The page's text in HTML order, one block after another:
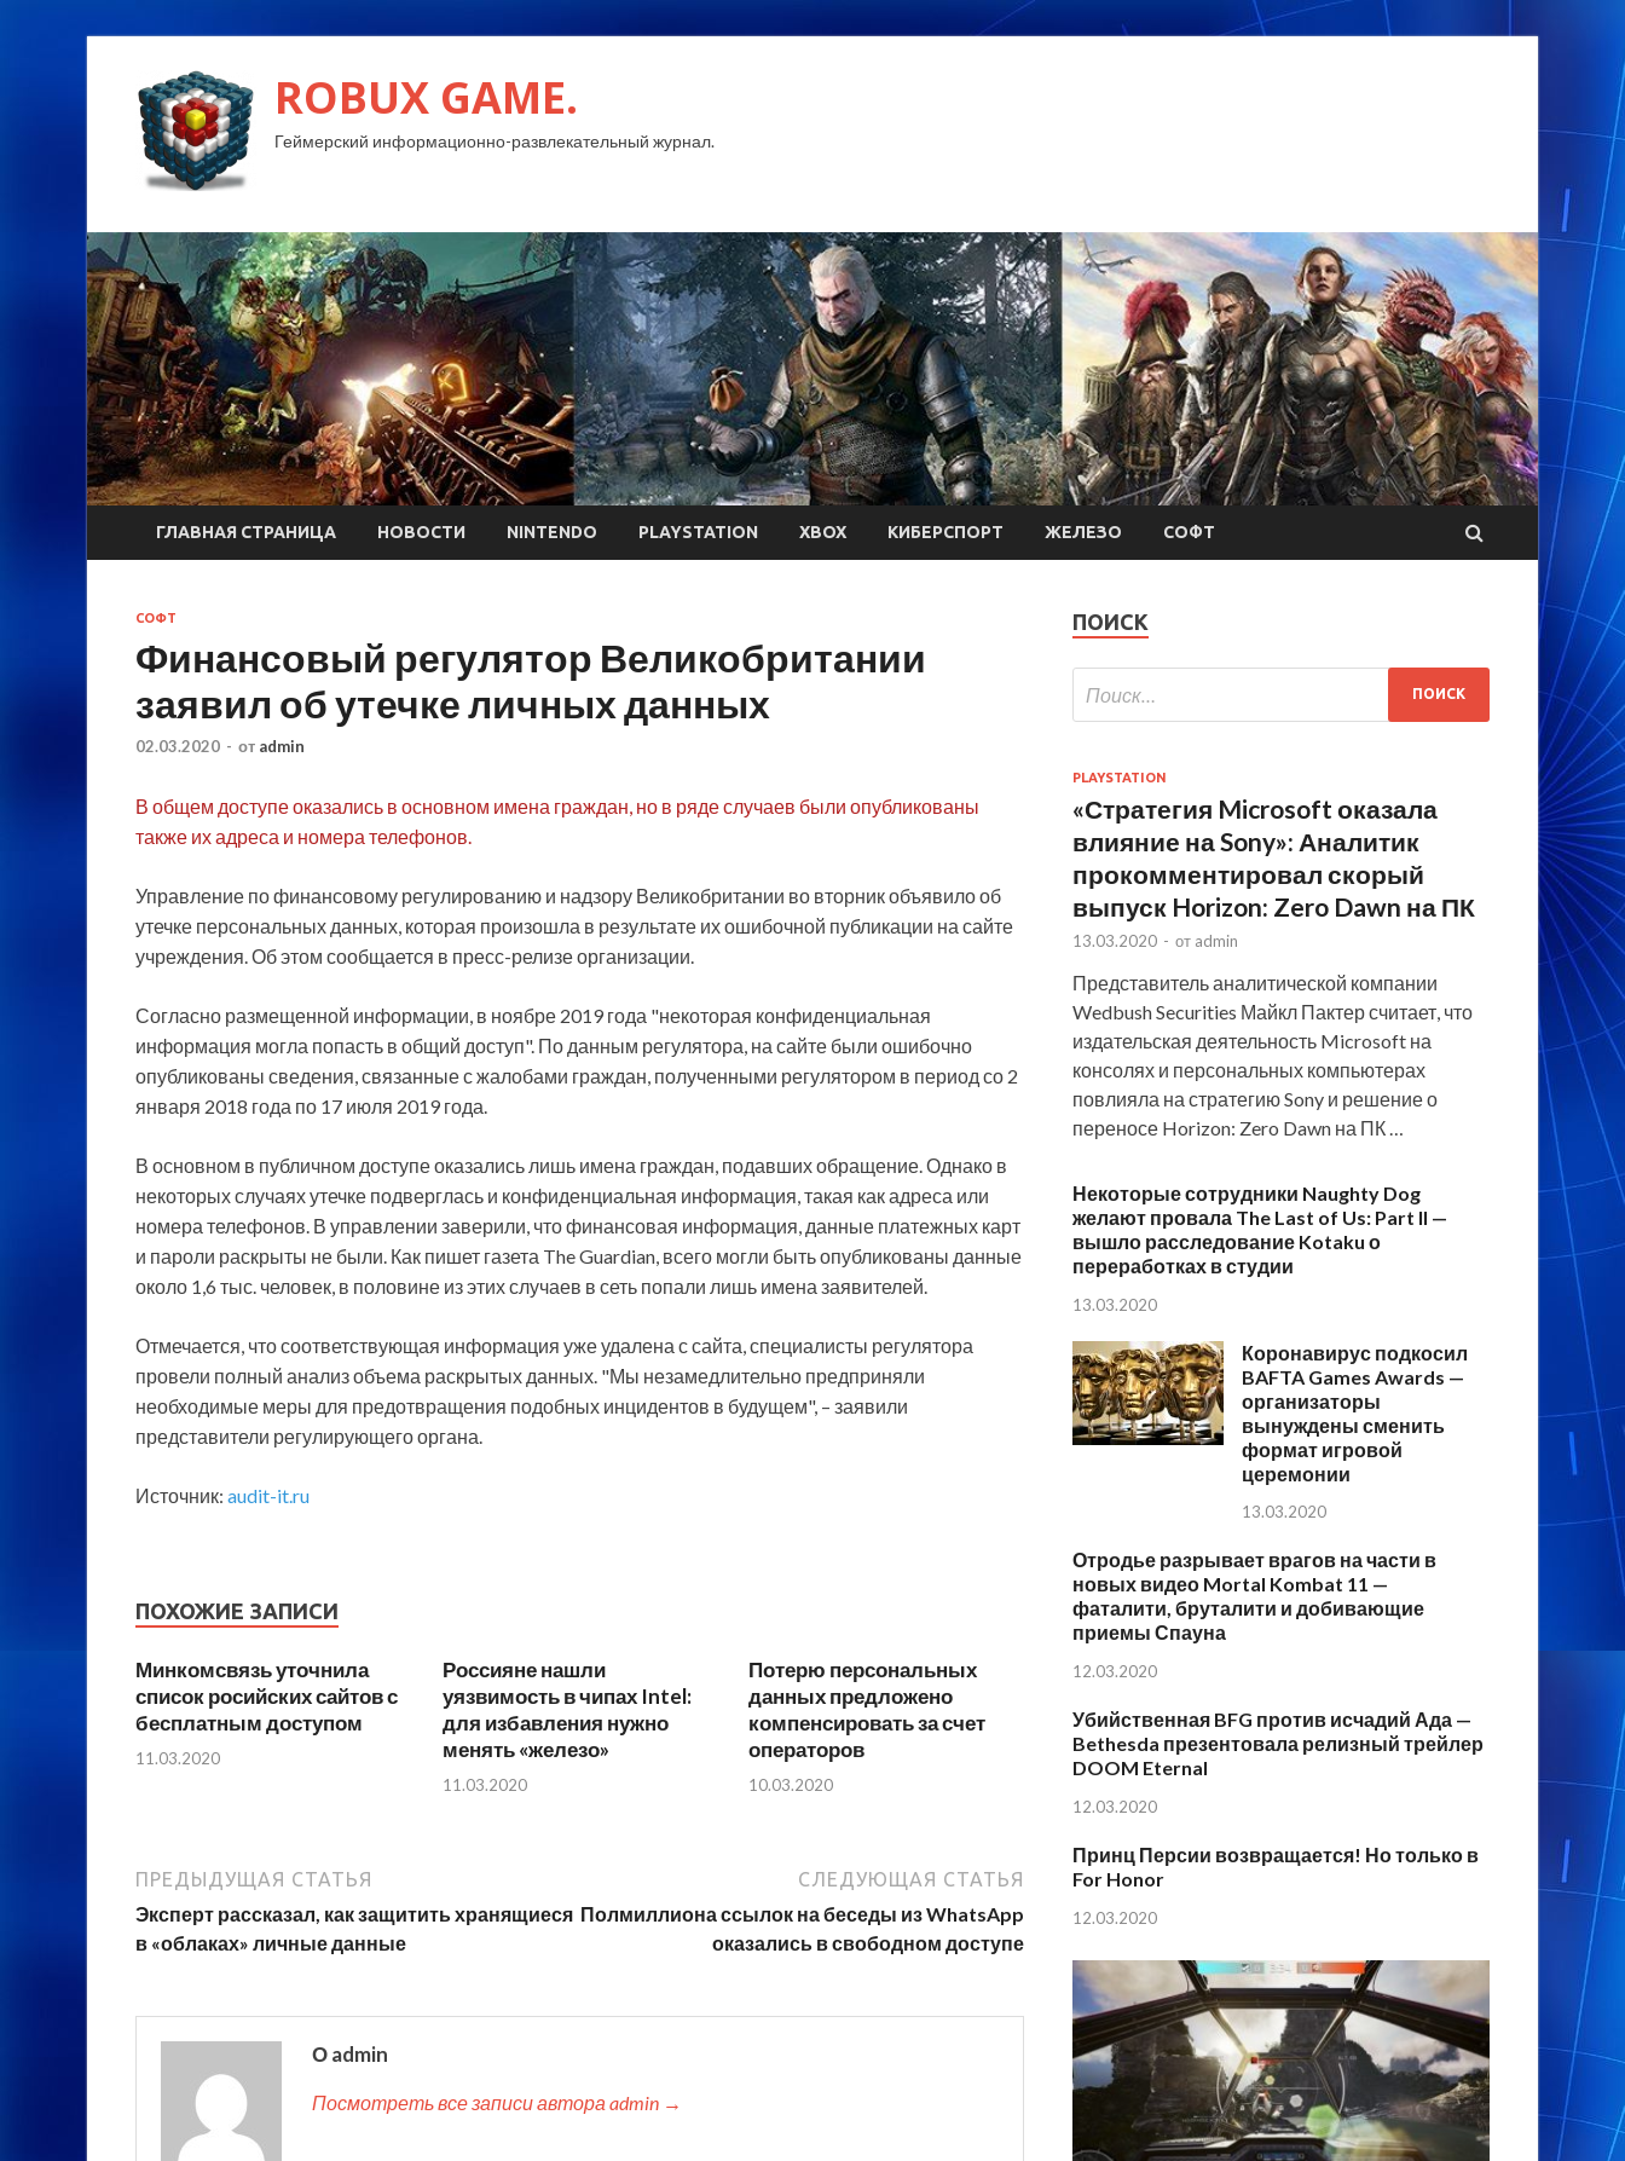
ROBUX GAME.
Геймерский информационно-развлекательный журнал.
ГЛАВНАЯ СТРАНИЦА НОВОСТИ NINTENDO PLAYSTATION XBOX КИБЕРСПОРТ ЖЕЛЕЗО СОФТ
СОФТ
Финансовый регулятор Великобритании
заявил об утечке личных данных
02.03.2020 - от admin
В общем доступе оказались в основном имена граждан, но в ряде случаев были опубликованы
также их адреса и номера телефонов.
Управление по финансовому регулированию и надзору Великобритании во вторник объявило об
утечке персональных данных, которая произошла в результате их ошибочной публикации на сайте
учреждения. Об этом сообщается в пресс-релизе организации.
Согласно размещенной информации, в ноябре 2019 года "некоторая конфиденциальная
информация могла попасть в общий доступ". По данным регулятора, на сайте были ошибочно
опубликованы сведения, связанные с жалобами граждан, полученными регулятором в период со 2
января 2018 года по 17 июля 2019 года.
В основном в публичном доступе оказались лишь имена граждан, подавших обращение. Однако в
некоторых случаях утечке подверглась и конфиденциальная информация, такая как адреса или
номера телефонов. В управлении заверили, что финансовая информация, данные платежных карт
и пароли раскрыты не были. Как пишет газета The Guardian, всего могли быть опубликованы данные
около 1,6 тыс. человек, в половине из этих случаев в сеть попали лишь имена заявителей.
Отмечается, что соответствующая информация уже удалена с сайта, специалисты регулятора
провели полный анализ объема раскрытых данных. "Мы незамедлительно предприняли
необходимые меры для предотвращения подобных инцидентов в будущем", – заявили
представители регулирующего органа.
Источник: audit-it.ru
ПОХОЖИЕ ЗАПИСИ
Минкомсвязь уточнила
список росийских сайтов с
бесплатным доступом
11.03.2020
Россияне нашли
уязвимость в чипах Intel:
для избавления нужно
менять «железо»
11.03.2020
Потерю персональных
данных предложено
компенсировать за счет
операторов
10.03.2020
ПРЕДЫДУЩАЯ СТАТЬЯ
Эксперт рассказал, как защитить хранящиеся
в «облаках» личные данные
СЛЕДУЮЩАЯ СТАТЬЯ
Полмиллиона ссылок на беседы из WhatsApp
оказались в свободном доступе
О admin
Посмотреть все записи автора admin →
ПОИСК
PLAYSTATION
«Стратегия Microsoft оказала
влияние на Sony»: Аналитик
прокомментировал скорый
выпуск Horizon: Zero Dawn на ПК
13.03.2020 - от admin
Представитель аналитической компании
Wedbush Securities Майкл Пактер считает, что
издательская деятельность Microsoft на
консолях и персональных компьютерах
повлияла на стратегию Sony и решение о
переносе Horizon: Zero Dawn на ПК …
Некоторые сотрудники Naughty Dog
желают провала The Last of Us: Part II —
вышло расследование Kotaku о
переработках в студии
13.03.2020
Коронавирус подкосил
BAFTA Games Awards —
организаторы
вынуждены сменить
формат игровой
церемонии
13.03.2020
Отродье разрывает врагов на части в
новых видео Mortal Kombat 11 —
фаталити, бруталити и добивающие
приемы Спауна
12.03.2020
Убийственная BFG против исчадий Ада —
Bethesda презентовала релизный трейлер
DOOM Eternal
12.03.2020
Принц Персии возвращается! Но только в
For Honor
12.03.2020